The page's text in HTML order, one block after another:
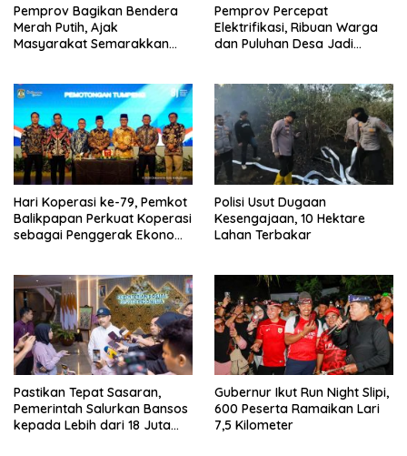
Pemprov Bagikan Bendera
Merah Putih, Ajak
Masyarakat Semarakkan
Pemprov Percepat
Elektrifikasi, Ribuan Warga
dan Puluhan Desa Jadi
Hari Koperasi ke-79, Pemkot
Balikpapan Perkuat Koperasi
sebagai Penggerak Ekonomi
Polisi Usut Dugaan
Kesengajaan, 10 Hektare
Lahan Terbakar
Pastikan Tepat Sasaran,
Pemerintah Salurkan Bansos
kepada Lebih dari 18 Juta
Gubernur Ikut Run Night Slipi,
600 Peserta Ramaikan Lari
7,5 Kilometer